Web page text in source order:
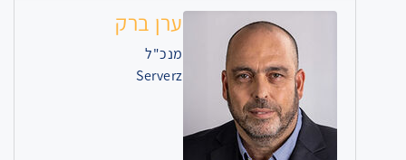
ערן ברק
מנכ"ל
Serverz